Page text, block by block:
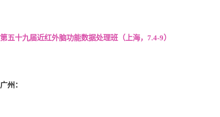
第五十九届近红外脑功能数据处理班（上海，7.4-9）
广州：